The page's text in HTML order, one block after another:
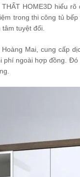
HOME3D hiểu
trong thi công tủ
tuyệt đối.
Mai, cung cấp
phí ngoài hợp đồng.